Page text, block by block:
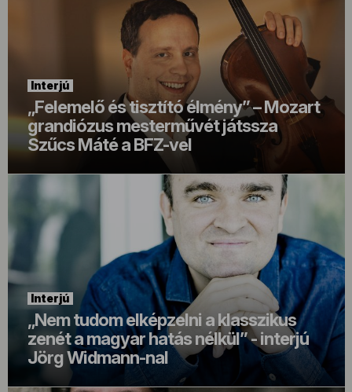
Interjú
„Felemelő és tisztító élmény” – Mozart
grandiózus mesterművét játssza
Szűcs Máté a BFZ-vel
Interjú
„Nem tudom elképzelni a klasszikus
zenét a magyar hatás nélkül” - interjú
Jörg Widmann-nal